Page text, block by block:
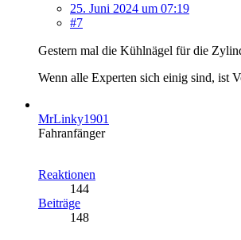
25. Juni 2024 um 07:19
#7
Gestern mal die Kühlnägel für die
Wenn alle Experten sich einig sind, ist
MrLinky1901
Fahranfänger
Reaktionen
144
Beiträge
148